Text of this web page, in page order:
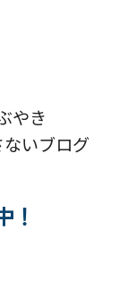
やき
いブログ
！